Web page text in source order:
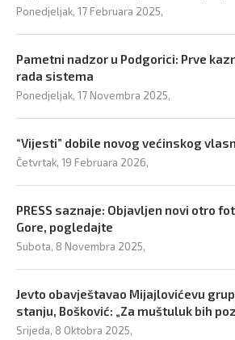
Ponedjeljak, 17 Februara 2025,
Pametni nadzor u Podgorici: Prve
rada sistema
Ponedjeljak, 17 Novembra 2025,
“Vijesti” dobile novog većinskog
Četvrtak, 19 Februara 2026,
PRESS saznaje: Objavljen novi otro
Gore, pogledajte
Subota, 8 Novembra 2025,
Jevto obavještavao Mijajlovićevu
stanju, Bošković: „Za muštuluk bih
Srijeda, 8 Oktobra 2025,